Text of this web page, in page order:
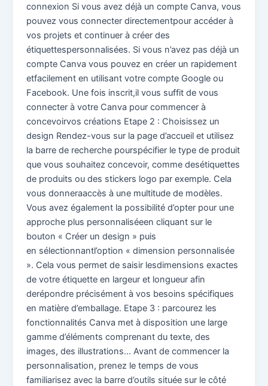
connexion Si vous avez déjà un compte Canva, vous
pouvez vous connecter directementpour accéder à
vos projets et continuer à créer des
étiquettespersonnalisées. Si vous n’avez pas déjà un
compte Canva vous pouvez en créer un rapidement
etfacilement en utilisant votre compte Google ou
Facebook. Une fois inscrit,il vous suffit de vous
connecter à votre Canva pour commencer à
concevoirvos créations Etape 2 : Choisissez un
design Rendez-vous sur la page d’accueil et utilisez
la barre de recherche pourspécifier le type de produit
que vous souhaitez concevoir, comme desétiquettes
de produits ou des stickers logo par exemple. Cela
vous donneraaccès à une multitude de modèles.
Vous avez également la possibilité d’opter pour une
approche plus personnaliséeen cliquant sur le
bouton « Créer un design » puis
en sélectionnantl’option « dimension personnalisée
». Cela vous permet de saisir lesdimensions exactes
de votre étiquette en largeur et longueur afin
derépondre précisément à vos besoins spécifiques
en matière d’emballage. Etape 3 : parcourez les
fonctionnalités Canva met à disposition une large
gamme d’éléments comprenant du texte, des
images, des illustrations… Avant de commencer la
personnalisation, prenez le temps de vous
familiarisez avec la barre d’outils située sur le côté